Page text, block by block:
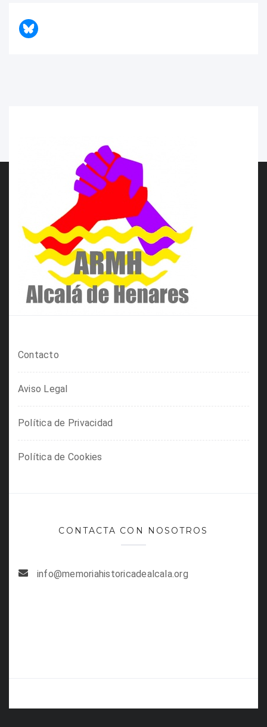
Contacto
Aviso Legal
Política de Privacidad
Política de Cookies
CONTACTA CON NOSOTROS
info@memoriahistoricadealcala.org